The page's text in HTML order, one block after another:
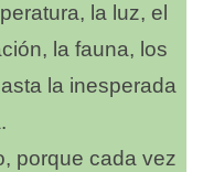
la luz, el
la fauna, los
la inesperada
porque cada vez